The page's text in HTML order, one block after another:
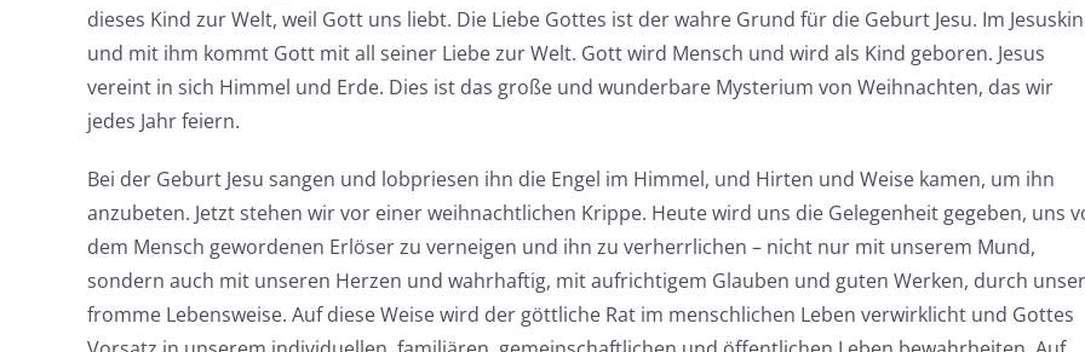
dieses Kind zur Welt, weil Gott uns liebt. Die Liebe Gottes ist der wahre Grund für die Geburt Jesu. Im
und mit ihm kommt Gott mit all seiner Liebe zur Welt. Gott wird Mensch und wird als Kind geboren. Jesus
vereint in sich Himmel und Erde. Dies ist das große und wunderbare Mysterium von Weihnachten, das wir
jedes Jahr feiern.
Bei der Geburt Jesu sangen und lobpriesen ihn die Engel im Himmel, und Hirten und Weise kamen, um ihn
anzubeten. Jetzt stehen wir vor einer weihnachtlichen Krippe. Heute wird uns die Gelegenheit gegeben, uns
dem Mensch gewordenen Erlöser zu verneigen und ihn zu verherrlichen – nicht nur mit unserem Mund,
sondern auch mit unseren Herzen und wahrhaftig, mit aufrichtigem Glauben und guten Werken, durch
fromme Lebensweise. Auf diese Weise wird der göttliche Rat im menschlichen Leben verwirklicht und Gottes